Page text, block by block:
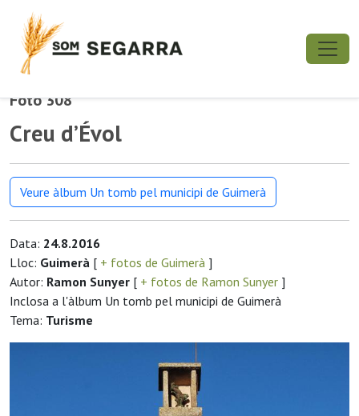
Foto 308
Creu d’Évol
Veure àlbum Un tomb pel municipi de Guimerà
Data: 24.8.2016
Lloc: Guimerà [ + fotos de Guimerà ]
Autor: Ramon Sunyer [ + fotos de Ramon Sunyer ]
Inclosa a l'àlbum Un tomb pel municipi de Guimerà
Tema: Turisme